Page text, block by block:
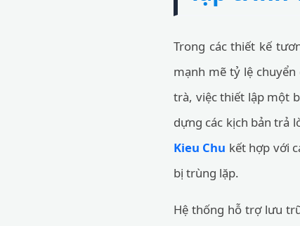
Trong các thiết kế
mạnh mẽ tỷ lệ chuyển
trà, việc thiết lập một
dựng các kịch bản trả
Kieu Chu kết hợp với
bị trùng lặp.
Hệ thống hỗ trợ lưu